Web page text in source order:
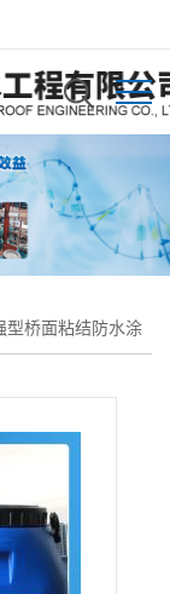
型桥面粘结防水涂